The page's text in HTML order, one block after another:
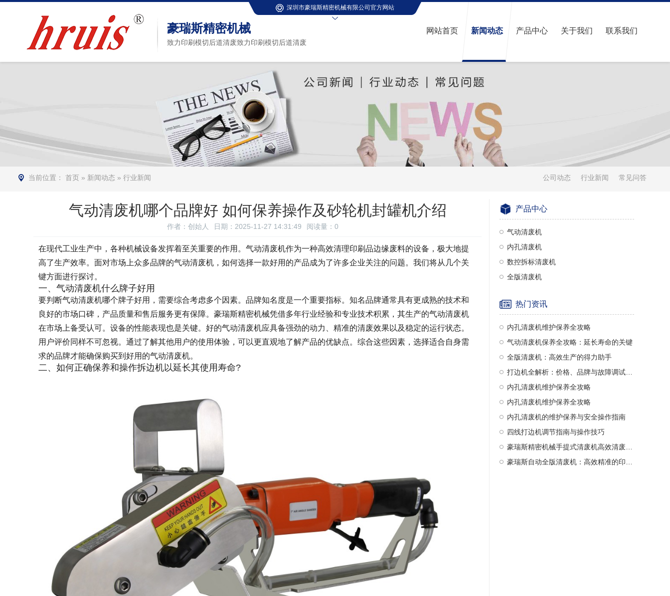
豪瑞斯精密机械
致力印刷模切后道清废致力印刷模切后道清废
深圳市豪瑞斯精密机械有限公司官方网站
网站首页 新闻动态 产品中心 关于我们 联系我们
当前位置： 首页 » 新闻动态 » 行业新闻 公司动态 行业新闻 常见问答
气动清废机哪个品牌好 如何保养操作及砂轮机封罐机介绍
作者：创始人 日期：2025-11-27 14:31:49 阅读量： 0
在现代工业生产中，各种机械设备发挥着至关重要的作用。气动清废机作为一种高效清理印刷品边缘废料的设备，极大地提
高了生产效率。面对市场上众多品牌的气动清废机，如何选择一款好用的产品成为了许多企业关注的问题。我们将从几个关
键方面进行探讨。
一、气动清废机什么牌子好用
要判断气动清废机哪个牌子好用，需要综合考虑多个因素。品牌知名度是一个重要指标。知名品牌通常具有更成熟的技术和
良好的市场口碑，产品质量和售后服务更有保障。豪瑞斯精密机械凭借多年行业经验和专业技术积累，其生产的气动清废机
在市场上备受认可。设备的性能表现也是关键。好的气动清废机应具备强劲的动力、精准的清废效果以及稳定的运行状态。
用户评价同样不可忽视。通过了解其他用户的使用体验，可以更直观地了解产品的优缺点。综合这些因素，选择适合自身需
求的品牌才能确保购买到好用的气动清废机。
二、如何正确保养和操作拆边机以延长其使用寿命?
产品中心
气动清废机
内孔清废机
数控拆标清废机
全版清废机
热门资讯
内孔清废机维护保养全攻略
气动清废机保养全攻略：延长寿命的关键
全版清废机：高效生产的得力助手
内孔清废机维护保养全攻略
内孔清废机维护保养全攻略
内孔清废机的维护保养与安全操作指南
四线打边机调节指南与操作技巧